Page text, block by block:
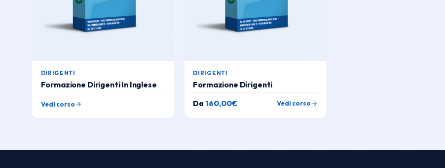
DIRIGENTI
Formazione Dirigenti In Inglese
Vedi corso
DIRIGENTI
Formazione Dirigenti
Da 160,00€ Vedi corso